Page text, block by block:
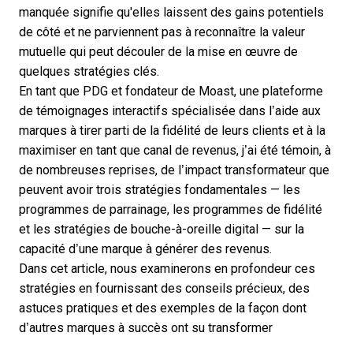
manquée signifie qu'elles laissent des gains potentiels
de côté et ne parviennent pas à reconnaître la valeur
mutuelle qui peut découler de la mise en œuvre de
quelques stratégies clés.
En tant que PDG et fondateur de Moast, une plateforme
de témoignages interactifs spécialisée dans l’aide aux
marques à tirer parti de la fidélité de leurs clients et à la
maximiser en tant que canal de revenus, j’ai été témoin, à
de nombreuses reprises, de l’impact transformateur que
peuvent avoir trois stratégies fondamentales — les
programmes de parrainage, les programmes de fidélité
et les stratégies de bouche-à-oreille digital — sur la
capacité d’une marque à générer des revenus.
Dans cet article, nous examinerons en profondeur ces
stratégies en fournissant des conseils précieux, des
astuces pratiques et des exemples de la façon dont
d’autres marques à succès ont su transformer